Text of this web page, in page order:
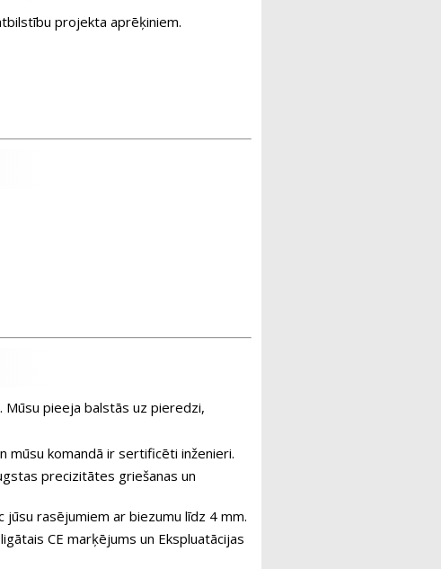
projekta aprēķiniem.
Mūsu pieeja balstās uz pieredzi,
mūsu komandā ir sertificēti inženieri.
precizitātes griešanas un
rasējumiem ar biezumu līdz 4 mm.
CE marķējums un Ekspluatācijas